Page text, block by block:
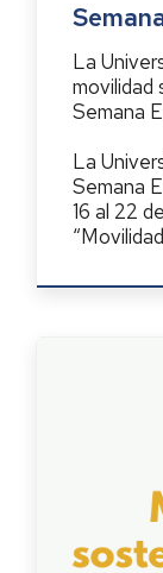
La
movilidad
Semana
La
Semana
16 al 22